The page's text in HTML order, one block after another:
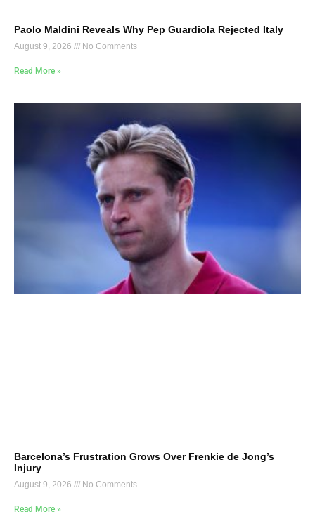
Paolo Maldini Reveals Why Pep Guardiola Rejected Italy
August 9, 2026 No Comments
Read More »
Barcelona’s Frustration Grows Over Frenkie de Jong’s
Injury
August 9, 2026 No Comments
Read More »